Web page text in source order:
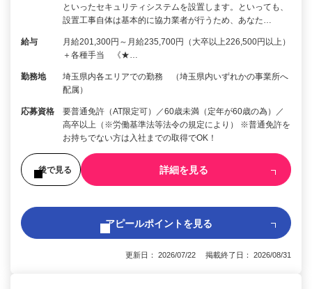
といったセキュリティシステムを設置します。といっても、
設置工事自体は基本的に協力業者が行うため、あなた…
給与
月給201,300円～月給235,700円（大卒以上226,500円以上）
＋各種手当 《★…
勤務地
埼玉県内各エリアでの勤務 （埼玉県内いずれかの事業所へ
配属）
応募資格
要普通免許（AT限定可）／60歳未満（定年が60歳の為）／
高卒以上（※労働基準法等法令の規定により） ※普通免許を
お持ちでない方は入社までの取得でOK！
後で見る 詳細を見る
アピールポイントを見る
更新日： 2026/07/22 掲載終了日： 2026/08/31